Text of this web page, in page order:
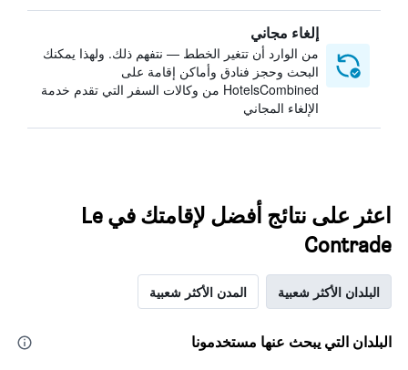
إلغاء مجاني
من الوارد أن تتغير الخطط — نتفهم ذلك. ولهذا يمكنك
البحث وحجز فنادق وأماكن إقامة على
HotelsCombined من وكالات السفر التي تقدم خدمة
الإلغاء المجاني
اعثر على نتائج أفضل لإقامتك في Le
Contrade
البلدان الأكثر شعبية المدن الأكثر شعبية
البلدان التي يبحث عنها مستخدمونا